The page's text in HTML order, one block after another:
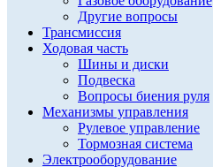
Другие вопросы
Трансмиссия
Ходовая часть
Шины и диски
Подвеска
Вопросы биения руля
Механизмы управления
Рулевое управление
Тормозная система
Электрооборудование